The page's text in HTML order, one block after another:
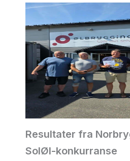
Resultater fra
SolØl-konkurranse